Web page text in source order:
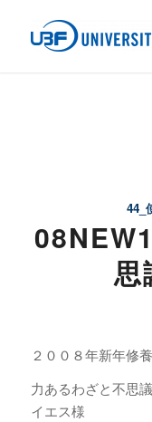
44_
思
２００８年新年修
力あるわざと不思
イエス様